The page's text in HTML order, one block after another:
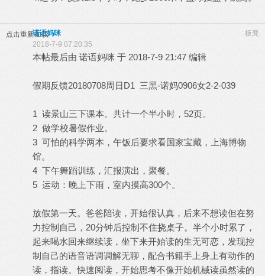
点击重新加载 板凳
诺语妈咪
2018-7-9 07:20:35
本帖最后由 诺语妈咪 于 2018-7-9 21:47 编辑
假期反馈20180708周日D1 三黑-诺妈0906女2-2-039
1 读景山三下课本。共计一个半小时，52页。
2 做学校暑假作业。
3 可怕的科学两本，午饭后要求看国家宝藏，上海博物
馆。
4 下午舞蹈训练，汇报演出，聚餐。
5 运动：晚上下雨，室内摸高300个。
放假第一天。爸爸陪读，开始很认真，后来不想读但在努
力控制自己，20分钟后控制不住挠桌子。半个小时累了，
起来喝水回来继续读，坐下来开始读的生无可恋，发现控
制自己的语音语调调解无聊，配合书籍手上身上有动作的
读，指读。快速阅读，开始思考不像开始机械读虽然读的